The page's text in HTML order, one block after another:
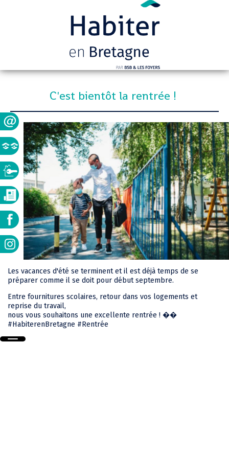
C'est bientôt la rentrée !
Les vacances d'été se terminent et il est déjà temps de se
préparer comme il se doit pour début septembre.
Entre fournitures scolaires, retour dans vos logements et
reprise du travail,
nous vous souhaitons une excellente rentrée ! ��
#HabiterenBretagne #Rentrée